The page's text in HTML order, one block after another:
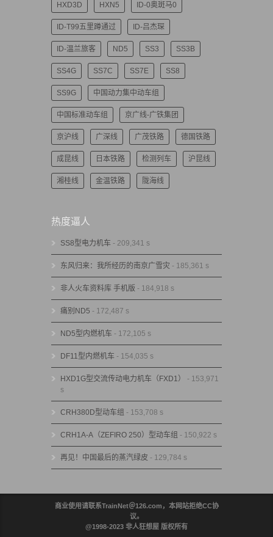
HXD3D HXN5 ID-0奥斑马0
ID-T99五里蹲通过 ID-吕杰琛
ID-温兰旅客 ND5 SS3 SS3B
SS4G SS7C SS7E SS8
SS9G 中国动力集中动车组
中国标准动车组 京广线-广铁集团
京沪线 广深线 广茂铁路 德国铁路
成昆线 日本铁路 检测列车 沪昆线
湘桂线 金温铁路 陇海线
热度逼人
SS8型电力机车 - 209,341 s
东风归来：我所经历的南京广雪灾 - 185,361 s
非人火车资料库 手机版 - 184,918 s
痛别ND5 - 172,487 s
ND5型内燃机车 - 172,105 s
DF11型内燃机车 - 154,035 s
HXD1G型交流传动电力机车（FXD1）
- 153,971
s
CRH380D型动车组 - 153,708 s
CRH1A-A（ZEFIRO 250）型动车组 - 150,922 s
再见！中国最后的蒸汽绿皮 - 129,784 s
商业使用请联系TrainNet＠126.com，本网站拒绝CC协
议。
@1998-2023 非人狂想屋 版权所有